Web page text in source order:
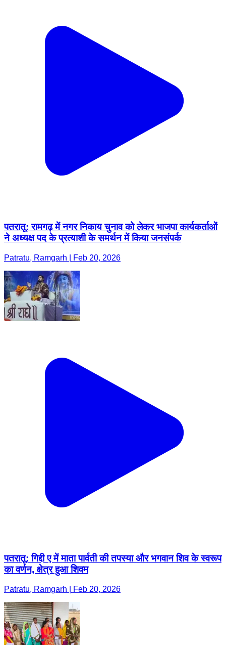
पतरातू: रामगढ़ में नगर निकाय चुनाव को लेकर भाजपा कार्यकर्ताओं
ने अध्यक्ष पद के प्रत्याशी के समर्थन में किया जनसंपर्क
Patratu, Ramgarh | Feb 20, 2026
पतरातू: गिद्दी ए में माता पार्वती की तपस्या और भगवान शिव के स्वरूप
का वर्णन, क्षेत्र हुआ शिवम
Patratu, Ramgarh | Feb 20, 2026